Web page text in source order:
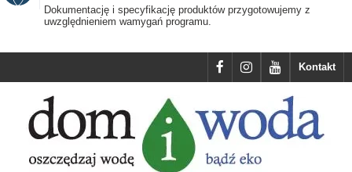
Dokumentację i specyfikację produktów przygotowujemy z
uwzględnieniem wamygań programu.
Kontakt